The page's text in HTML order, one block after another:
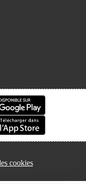
cookies